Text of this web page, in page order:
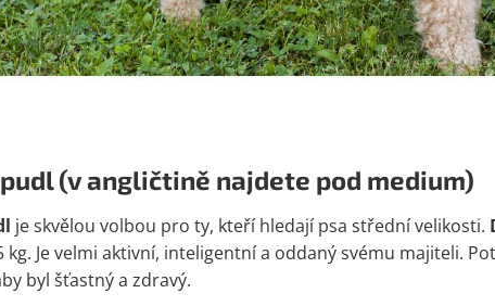
(v angličtině najdete pod medium)
je skvělou volbou pro ty, kteří hledají psa střední velikosti.
kg. Je velmi aktivní, inteligentní a oddaný svému majiteli.
byl šťastný a zdravý.